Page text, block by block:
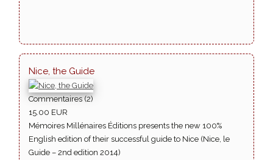
Nice, the Guide
Commentaires (2)
15.00 EUR
Mémoires Millénaires Éditions presents the new 100%
English edition of their successful guide to Nice (Nice, le
Guide – 2nd edition 2014)